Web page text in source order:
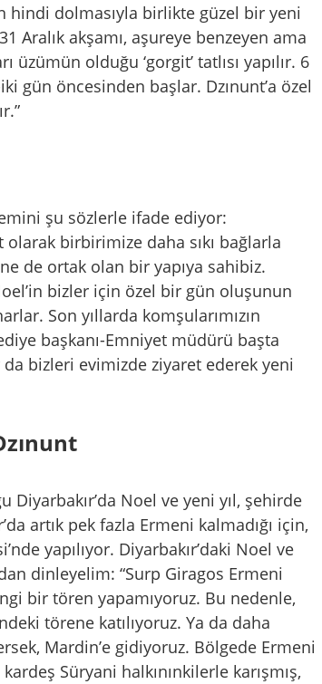
hindi dolmasıyla birlikte güzel bir yeni
Aralık akşamı, aşureye benzeyen ama
olduğu ‘gorgit’ tatlısı yapılır. 6
gün öncesinden başlar. Dzınunt’a özel
şu sözlerle ifade ediyor:
olarak birbirimize daha sıkı bağlarla
de ortak olan bir yapıya sahibiz.
bizler için özel bir gün oluşunun
Son yıllarda komşularımızın
başkanı-Emniyet müdürü başta
bizleri evimizde ziyaret ederek yeni
Noel ve yeni yıl, şehirde
artık pek fazla Ermeni kalmadığı için,
yapılıyor. Diyarbakır’daki Noel ve
dinleyelim: “Surp Giragos Ermeni
bir tören yapamıyoruz. Bu nedenle,
törene katılıyoruz. Ya da daha
Mardin’e gidiyoruz. Bölgede Ermeni
Süryani halkınınkilerle karışmış,